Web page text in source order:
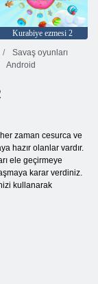
Kurabiye ezmesi 2
Savaş oyunları
Android
zaman cesurca ve
hazır olanlar vardır.
ele geçirmeye
karar verdiniz.
kullanarak